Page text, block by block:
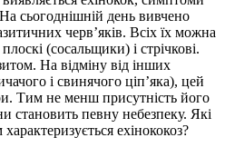
сьогоднішній день вивчено
черв’яків. Всіх їх можна
(сосальщики) і стрічкові.
На відміну від інших
і свинячого ціп’яка), цей
Тим не менш присутність його
становить певну небезпеку. Які
ехінококоз?